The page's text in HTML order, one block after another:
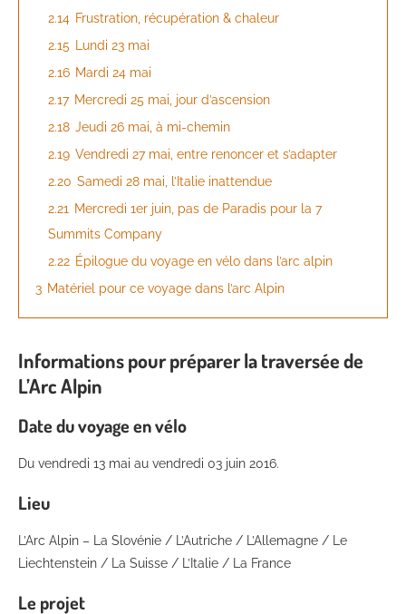
2.14 Frustration, récupération & chaleur
2.15 Lundi 23 mai
2.16 Mardi 24 mai
2.17 Mercredi 25 mai, jour d’ascension
2.18 Jeudi 26 mai, à mi-chemin
2.19 Vendredi 27 mai, entre renoncer et s’adapter
2.20 Samedi 28 mai, l’Italie inattendue
2.21 Mercredi 1er juin, pas de Paradis pour la 7
Summits Company
2.22 Épilogue du voyage en vélo dans l’arc alpin
3 Matériel pour ce voyage dans l’arc Alpin
Informations pour préparer la traversée de
L’Arc Alpin
Date du voyage en vélo
Du vendredi 13 mai au vendredi 03 juin 2016.
Lieu
L’Arc Alpin – La Slovénie / L’Autriche / L’Allemagne / Le
Liechtenstein / La Suisse / L’Italie / La France
Le projet